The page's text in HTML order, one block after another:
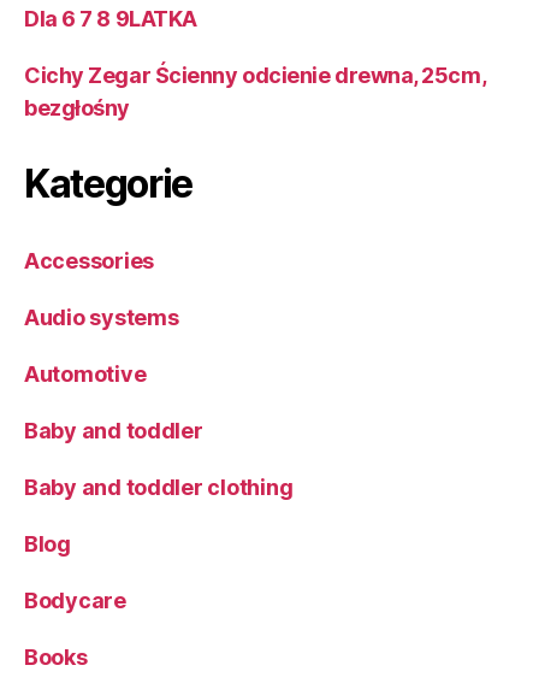
Dla 6 7 8 9LATKA
Cichy Zegar Ścienny odcienie drewna, 25cm,
bezgłośny
Kategorie
Accessories
Audio systems
Automotive
Baby and toddler
Baby and toddler clothing
Blog
Bodycare
Books